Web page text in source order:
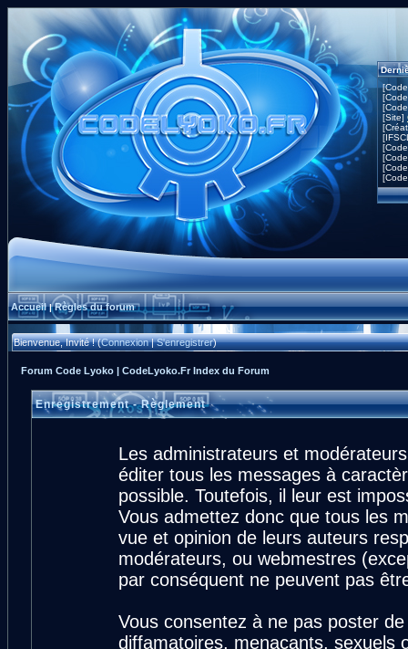
[Site]
Accueil|Règles du forum
Bienvenue, Invité ! (Connexion|S'enregistrer)
Forum Code Lyoko | CodeLyoko.Fr Index du Forum
Enregistrement - Règlement
Les administrateurs et
éditer tous les messages à
possible. Toutefois, il leur est
Vous admettez donc que tous les
vue et opinion de leurs auteurs
modérateurs, ou webmestres
par conséquent ne peuvent pas
Vous consentez à ne pas poster
diffamatoires, menaçants, sexuels